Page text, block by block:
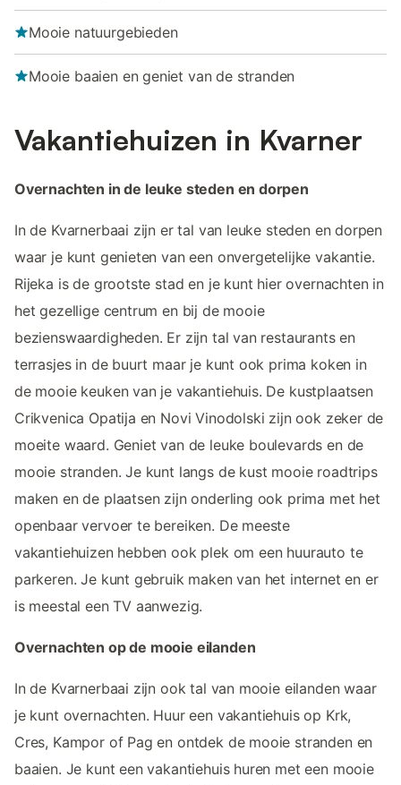
Mooie natuurgebieden
Mooie baaien en geniet van de stranden
Vakantiehuizen in Kvarner
Overnachten in de leuke steden en dorpen
In de Kvarnerbaai zijn er tal van leuke steden en dorpen
waar je kunt genieten van een onvergetelijke vakantie.
Rijeka is de grootste stad en je kunt hier overnachten in
het gezellige centrum en bij de mooie
bezienswaardigheden. Er zijn tal van restaurants en
terrasjes in de buurt maar je kunt ook prima koken in
de mooie keuken van je vakantiehuis. De kustplaatsen
Crikvenica Opatija en Novi Vinodolski zijn ook zeker de
moeite waard. Geniet van de leuke boulevards en de
mooie stranden. Je kunt langs de kust mooie roadtrips
maken en de plaatsen zijn onderling ook prima met het
openbaar vervoer te bereiken. De meeste
vakantiehuizen hebben ook plek om een huurauto te
parkeren. Je kunt gebruik maken van het internet en er
is meestal een TV aanwezig.
Overnachten op de mooie eilanden
In de Kvarnerbaai zijn ook tal van mooie eilanden waar
je kunt overnachten. Huur een vakantiehuis op Krk,
Cres, Kampor of Pag en ontdek de mooie stranden en
baaien. Je kunt een vakantiehuis huren met een mooie